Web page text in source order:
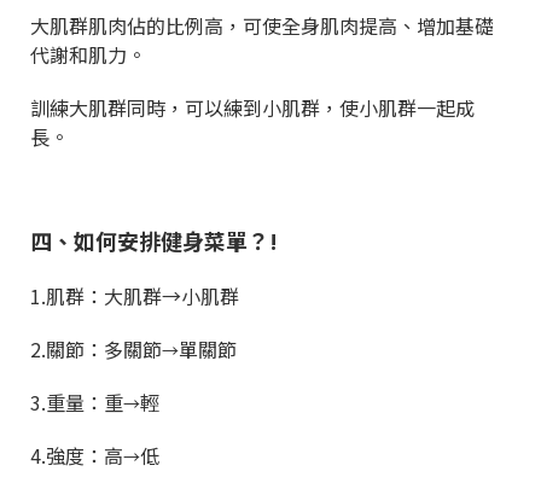
大肌群肌肉佔的比例高，可使全身肌肉提高、增加基礎
代謝和肌力。
訓練大肌群同時，可以練到小肌群，使小肌群一起成
長。
四、如何安排健身菜單？!
1.肌群：大肌群→小肌群
2.關節：多關節→單關節
3.重量：重→輕
4.強度：高→低